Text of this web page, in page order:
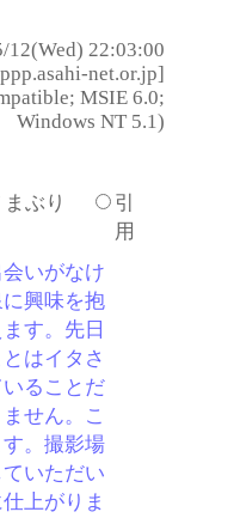
12(Wed) 22:03:00
net.or.jp]
MSIE 6.0;
Windows NT 5.1)
まぶり
引
用
いがなけ
興味を抱
す。先日
はイタさ
ることだ
せん。こ
。撮影場
いただい
上がりま